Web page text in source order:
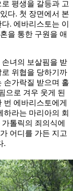
평생을 갈등과 고
다. 첫 장면에서 본
. 에바리스토는 이
을 통한 구원을 애
녀의 보살핌을 받
위협을 당하기까
손가락질 받으며 홀
으로 겨우 웃게 된
에바리스토에게
하라는 마리아의 회
톨릭의 죄의식에
어디를 가든 지고
.